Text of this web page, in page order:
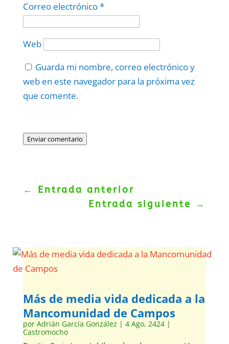
Correo electrónico*
Web
Guarda mi nombre, correo electrónico y
web en este navegador para la próxima vez
que comente.
Enviar comentario
← Entrada anterior
Entrada siguiente
→
Más de media vida dedicada a la
Mancomunidad de Campos
por Adrián García González | 4 Ago, 2424|
Castromocho